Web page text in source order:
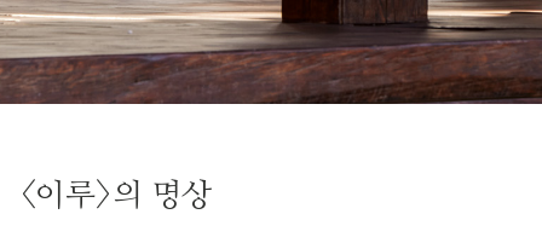
<이루>의 명상